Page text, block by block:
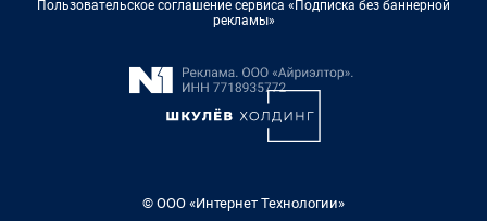
Пользовательское соглашение сервиса «Подписка без баннерной
рекламы»
© ООО «Интернет Технологии»